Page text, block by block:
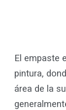
El empaste
pintura,
área de la